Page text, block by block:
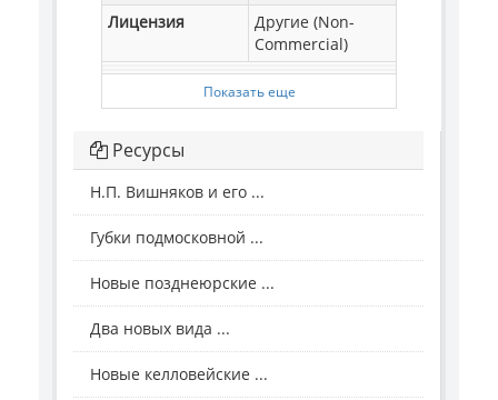
Лицензия
Другие (Non-
Commercial)
Показать еще
Ресурсы
Н.П. Вишняков и его ...
Губки подмосковной ...
Новые позднеюрские ...
Два новых вида ...
Новые келловейские ...